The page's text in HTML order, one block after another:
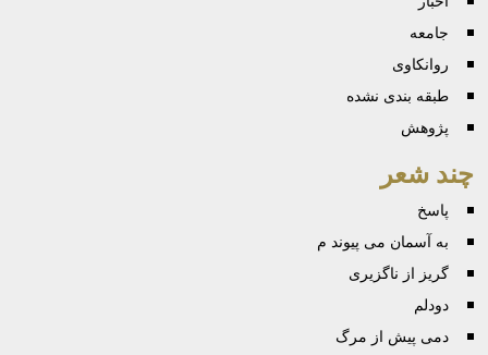
جامعه
روانكاوی
طبقه بندی نشده
پژوهش
چند شعر
پاسخ
به آسمان می پیوند م
گریز از ناگزیری
دودلم
دمی پیش از مرگ